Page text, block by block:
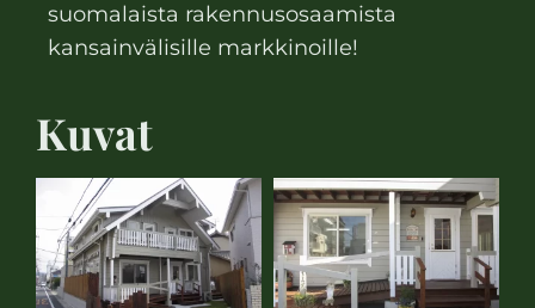
suomalaista rakennusosaamista
kansainvälisille markkinoille!
Kuvat